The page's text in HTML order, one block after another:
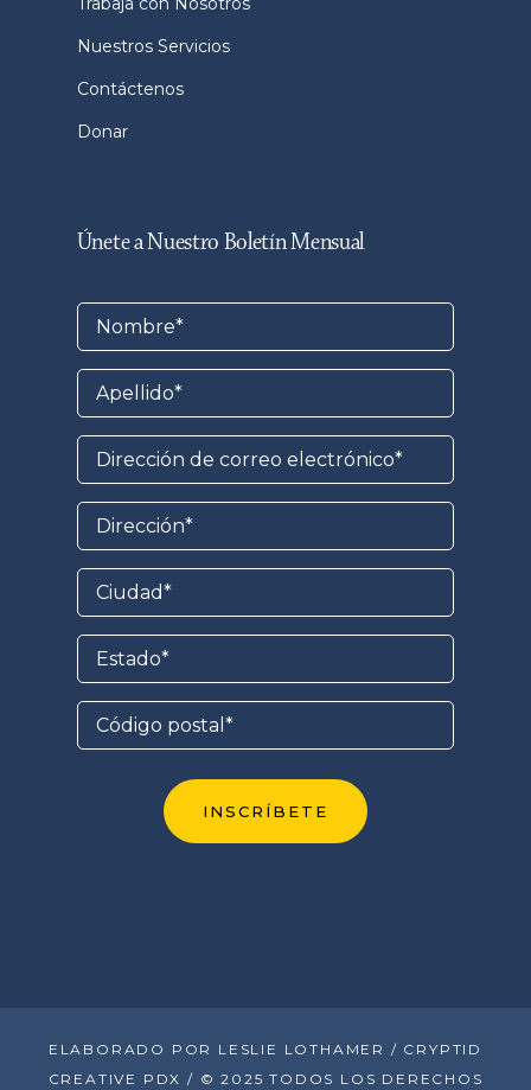
Nuestros Servicios
Contáctenos
Donar
Únete a Nuestro Boletín Mensual
ELABORADO POR LESLIE LOTHAMER / CRYPTID
CREATIVE PDX / © 2025 TODOS LOS DERECHOS